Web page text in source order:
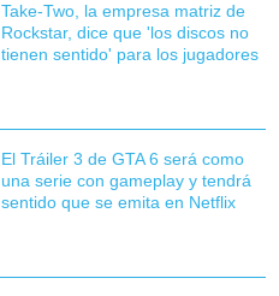
Take-Two, la empresa matriz de
Rockstar, dice que 'los discos no
tienen sentido' para los jugadores
El Tráiler 3 de GTA 6 será como
una serie con gameplay y tendrá
sentido que se emita en Netflix